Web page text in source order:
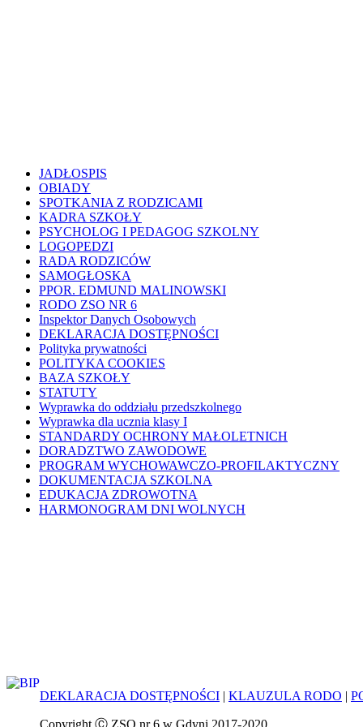
JADŁOSPIS
OBIADY
SPOTKANIA Z RODZICAMI
KADRA SZKOŁY
PSYCHOLOG I PEDAGOG SZKOLNY
LOGOPEDZI
RADA RODZICÓW
SAMOGŁOSKA
PPOR. EDMUND MALINOWSKI
RODO ZSO NR 6
Inspektor Danych Osobowych
DEKLARACJA DOSTĘPNOŚCI
Polityka prywatności
POLITYKA COOKIES
BAZA SZKOŁY
STATUTY
Wyprawka do oddziału przedszkolnego
Wyprawka dla ucznia klasy I
STANDARDY OCHRONY MAŁOLETNICH
DORADZTWO ZAWODOWE
PROGRAM WYCHOWAWCZO-PROFILAKTYCZNY
DOKUMENTACJA SZKOLNA
EDUKACJA ZDROWOTNA
HARMONOGRAM DNI WOLNYCH
DEKLARACJA DOSTĘPNOŚCI | KLAUZULA RODO |